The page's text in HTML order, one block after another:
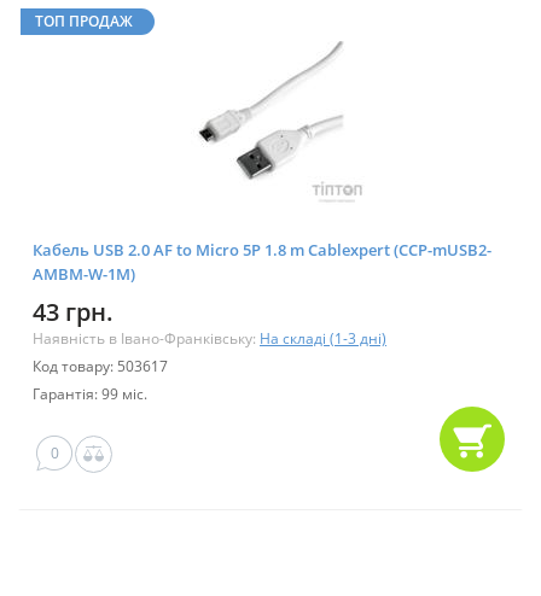
ТОП ПРОДАЖ
Кабель USB 2.0 AF to Micro 5P 1.8 m Cablexpert (CCP-mUSB2-
AMBM-W-1M)
43 грн.
Наявність в Івано-Франківську: На складі (1-3 дні)
Код товару: 503617
Гарантія: 99 міс.
0